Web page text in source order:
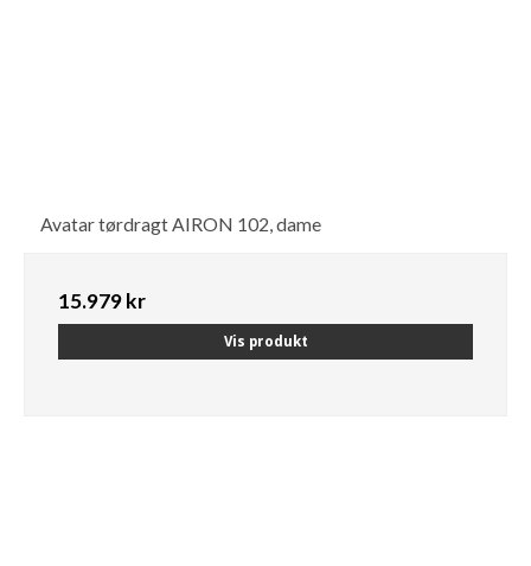
Avatar tørdragt AIRON 102, dame
15.979 kr
Vis produkt